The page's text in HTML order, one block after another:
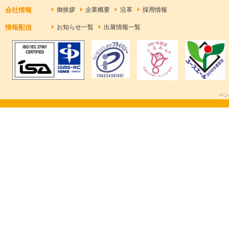
会社情報 御挨拶 企業概要 沿革 採用情報
情報配信 お知らせ一覧 出展情報一覧
ペ